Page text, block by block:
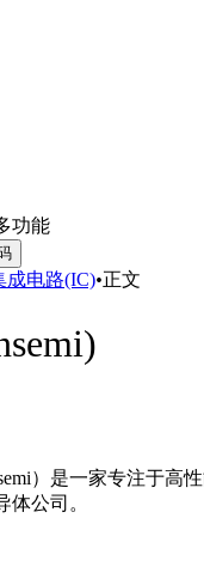
功能
成电路(IC)•正文
）是一家专注于高
体公司。